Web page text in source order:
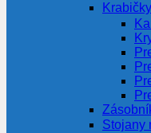
Stojany